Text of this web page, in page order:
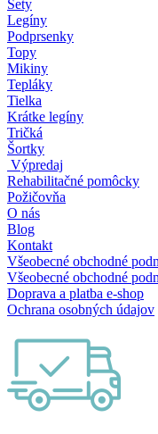
Sety
Legíny
Podprsenky
Topy
Mikiny
Tepláky
Tielka
Krátke legíny
Tričká
Šortky
Výpredaj
Rehabilitačné pomôcky
Požičovňa
O nás
Blog
Kontakt
Všeobecné obchodné
Všeobecné obchodné
Doprava a platba e-shop
Ochrana osobných údajov